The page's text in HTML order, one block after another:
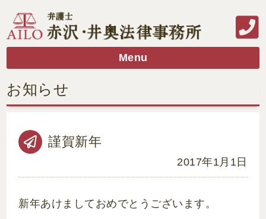
Menu
お知らせ
謹賀新年
2017年1月1日
新年あけましておめでとうございます。